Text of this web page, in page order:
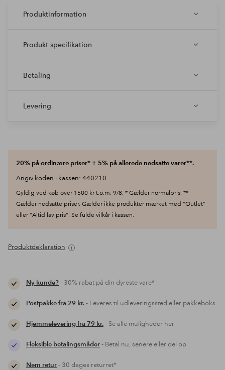
Produktinformation
Produkt specifikation
Betaling
Levering
20% på ordinære priser* + 5% på allerede nedsatte varer**.
Angiv koden i kassen: 440210
Gyldig ved køb over 1500 kr t.o.m. 9/8. * Gælder normalpris. **
Gælder nedsatte priser. Gælder ikke produkter mærket med "Outlet"
eller "Altid lav pris". Se fulde vilkår i kassen.
Produktdeklaration
Ny kunde?- 30% rabat på din dyreste vare*
Postpakke fra 29 kr.- Leveres til udleveringssted eller pakkeboks
Hjemmelevering fra 79 kr.- Se alle muligheder her
Fleksible betalingsmåder- Betal nu, senere eller del op
Nem retur- 30 dages returret*